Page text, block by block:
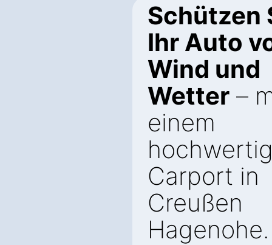
Schützen
Ihr Auto
Wind und
Wetter –
einem
Carport in
Creußen
Hagenohe.